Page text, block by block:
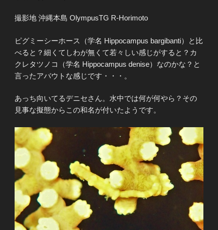
撮影地 沖縄本島 OlympusTG R-Horimoto
ピグミーシーホース（学名 Hippocampus bargibanti）と比
べると？細くてしわが無くて若々しい感じがすると？カ
クレタツノコ（学名 Hippocampus denise）なのかな？と
言ったアバウトな感じです・・・。
あっち向いてるデニセさん。水中では何が何やら？その
見事な擬態からこの和名が付いたようです。